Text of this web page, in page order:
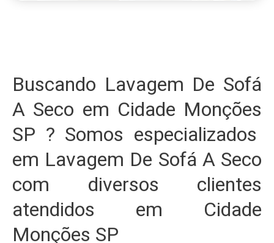
Buscando Lavagem De Sofá
A Seco em Cidade Monções
SP ? Somos especializados
em Lavagem De Sofá A Seco
com diversos clientes
atendidos em Cidade
Monções SP